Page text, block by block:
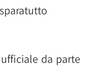
da parte